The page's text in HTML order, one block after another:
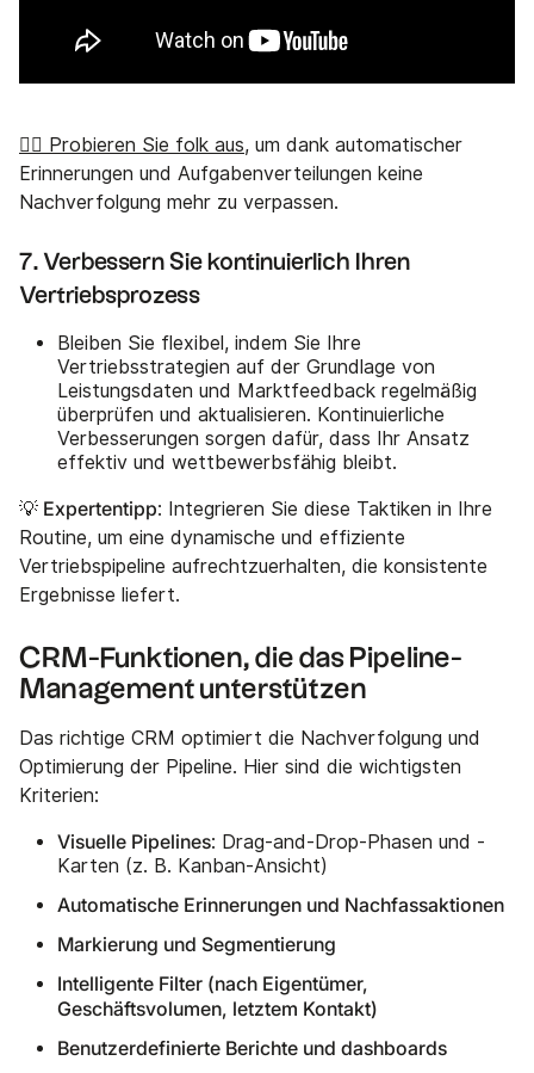
👉🏼 Probieren Sie folk aus, um dank automatischer
Erinnerungen und Aufgabenverteilungen keine
Nachverfolgung mehr zu verpassen.
7. Verbessern Sie kontinuierlich Ihren
Vertriebsprozess
Bleiben Sie flexibel, indem Sie Ihre
Vertriebsstrategien auf der Grundlage von
Leistungsdaten und Marktfeedback regelmäßig
überprüfen und aktualisieren. Kontinuierliche
Verbesserungen sorgen dafür, dass Ihr Ansatz
effektiv und wettbewerbsfähig bleibt.
💡 Expertentipp: Integrieren Sie diese Taktiken in Ihre
Routine, um eine dynamische und effiziente
Vertriebspipeline aufrechtzuerhalten, die konsistente
Ergebnisse liefert.
CRM-Funktionen, die das Pipeline-
Management unterstützen
Das richtige CRM optimiert die Nachverfolgung und
Optimierung der Pipeline. Hier sind die wichtigsten
Kriterien:
Visuelle Pipelines: Drag-and-Drop-Phasen und -
Karten (z. B. Kanban-Ansicht)
Automatische Erinnerungen und Nachfassaktionen
Markierung und Segmentierung
Intelligente Filter (nach Eigentümer,
Geschäftsvolumen, letztem Kontakt)
Benutzerdefinierte Berichte und dashboards